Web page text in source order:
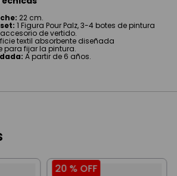
22 cm.
1 Figura Pour Palz, 3-4 botes de pintura
accesorio de vertido.
textil absorbente diseñada
para fijar la pintura.
A partir de 6 años.
20 % OFF